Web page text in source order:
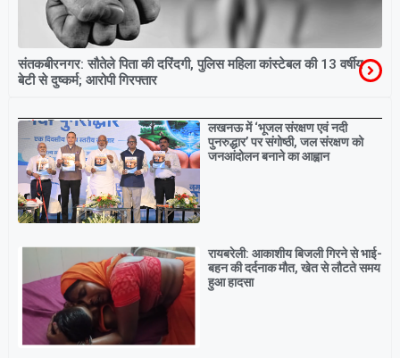
संतकबीरनगर: सौतेले पिता की दरिंदगी, पुलिस महिला कांस्टेबल की 13 वर्षीय
बेटी से दुष्कर्म; आरोपी गिरफ्तार
Breaking
लखनऊ में ‘भूजल संरक्षण एवं नदी
पुनरुद्धार’ पर संगोष्ठी, जल संरक्षण को
जनआंदोलन बनाने का आह्वान
रायबरेली: आकाशीय बिजली गिरने से भाई-
बहन की दर्दनाक मौत, खेत से लौटते समय
हुआ हादसा